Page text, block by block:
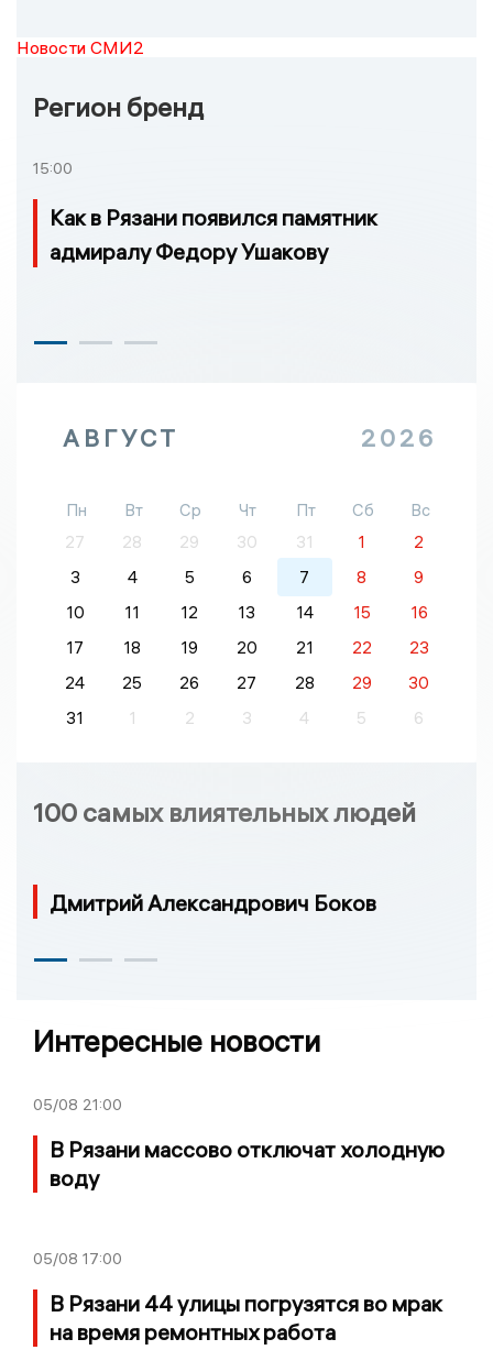
Новости СМИ2
Регион бренд
15:00
Как в Рязани появился памятник
адмиралу Федору Ушакову
АВГУСТ 2026
Пн Вт Ср Чт Пт Сб
Вс
27
28 29 30 31 1
2
3
4 5 6 7 8
9
10
11 12 13 14 15
16
17
18 19 20 21 22
23
24
25 26 27 28 29
30
31
1 2 3 4 5 6
100 самых влиятельных людей
Дмитрий Александрович Боков
Интересные новости
05/08 21:00
В Рязани массово отключат холодную
воду
05/08 17:00
В Рязани 44 улицы погрузятся во мрак
на время ремонтных работа